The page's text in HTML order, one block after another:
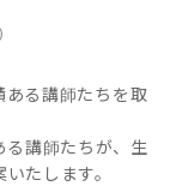
ある講師たちを取
る講師たちが、生
たします。